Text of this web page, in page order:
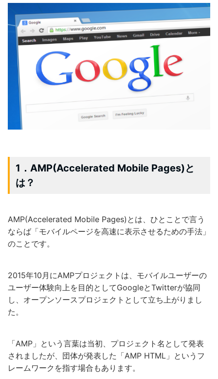
1．AMP(Accelerated Mobile Pages)と
は？
AMP(Accelerated Mobile Pages)とは、ひとことで言う
ならば「モバイルページを高速に表示させるための手法」
のことです。
2015年10月にAMPプロジェクトは、モバイルユーザーの
ユーザー体験向上を目的としてGoogleとTwitterが協同
し、オープンソースプロジェクトとして立ち上がりまし
た。
「AMP」という言葉は当初、プロジェクト名として発表
されましたが、団体が発表した「AMP HTML」というフ
レームワークを指す場合もあります。